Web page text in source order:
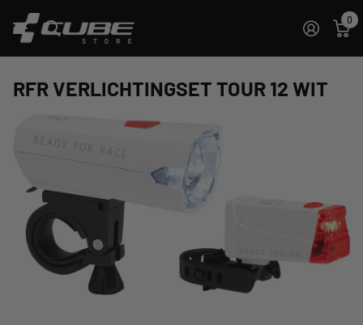
0
RFR VERLICHTINGSET TOUR 12 WIT